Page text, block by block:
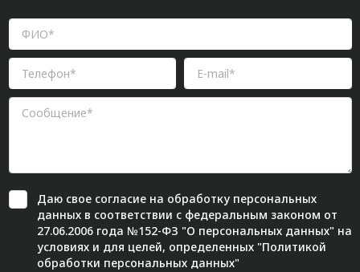
Даю свое согласиена обработку персональных
данных в соответствии с федеральным законом от
27.06.2006 года №152-ФЗ "О персональных данных" на
условиях и для целей, определенных "Политикой
обработки персональных данных"